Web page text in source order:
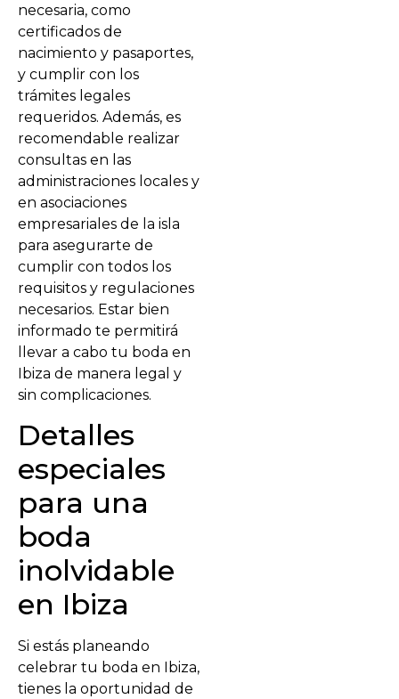
necesaria, como
certificados de
nacimiento y pasaportes,
y cumplir con los
trámites legales
requeridos. Además, es
recomendable realizar
consultas en las
administraciones locales y
en asociaciones
empresariales de la isla
para asegurarte de
cumplir con todos los
requisitos y regulaciones
necesarios. Estar bien
informado te permitirá
llevar a cabo tu boda en
Ibiza de manera legal y
sin complicaciones.
Detalles
especiales
para una
boda
inolvidable
en Ibiza
Si estás planeando
celebrar tu boda en Ibiza,
tienes la oportunidad de